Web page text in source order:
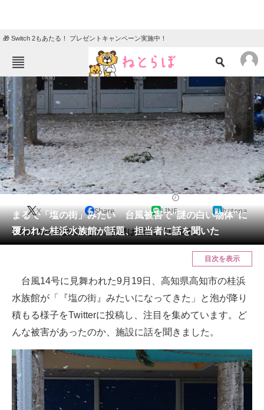
🎁 Switch 2もあたる！ プレゼントキャンペーン実施中！
ねとらぼメニュー
TOP ニュース
エンタメ クイズ
グルメ 地域
住まい 教育・育児
動物 リサーチ
会員記事
メディア
ITの今と未来を見通す
スマホと通信の最新トレンド
進化するPCとデバイスの未来
好きが集まる 比べて選べる
ビジネスと働き方のヒント
まるで「塩の街」みたい 台風被害で“謎の白い物体”に
覆われた桂浜水族館が話題、担当者に話を聞いた
X Share LINE hatena
動物たちへの被害はなく、営業は再開しています。
目次を表示
台風14号に見舞われた9月19日、高知県高知市の桂浜
水族館が「『塩の街』みたいになってきた」と泡が降り
積もる様子をTwitterに投稿し、注目を集めています。ど
んな被害があったのか、施設に話を聞きました。